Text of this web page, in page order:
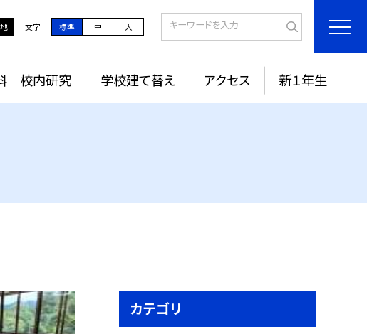
文字 標準 中 大
校内研究 学校建て替え アクセス 新１年生
カテゴリ